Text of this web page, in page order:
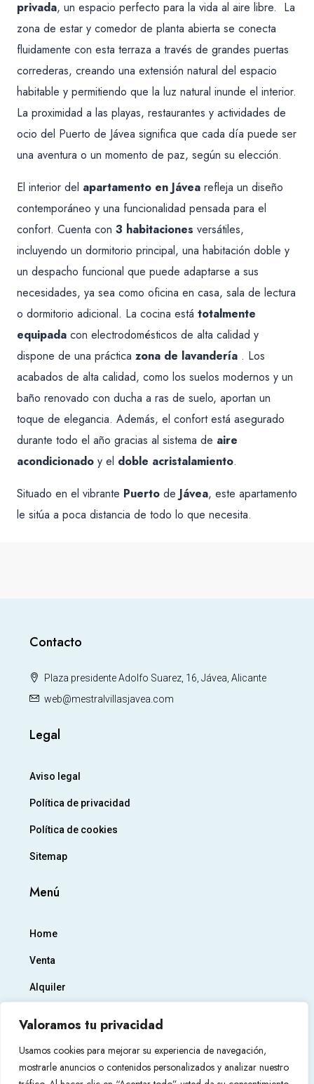
Valoramos tu privacidad
Usamos cookies para mejorar su experiencia de navegación,
mostrarle anuncios o contenidos personalizados y analizar nuestro
privada, un espacio perfecto para la vida al aire libre. La
zona de estar y comedor de planta abierta se conecta
fluidamente con esta terraza a través de grandes puertas
correderas, creando una extensión natural del espacio
habitable y permitiendo que la luz natural inunde el interior.
La proximidad a las playas, restaurantes y actividades de
ocio del Puerto de Jávea significa que cada día puede ser
una aventura o un momento de paz, según su elección.
El interior del apartamento en Jávea refleja un diseño
contemporáneo y una funcionalidad pensada para el
confort. Cuenta con 3 habitaciones versátiles,
incluyendo un dormitorio principal, una habitación doble y
un despacho funcional que puede adaptarse a sus
necesidades, ya sea como oficina en casa, sala de lectura
o dormitorio adicional. La cocina está totalmente
equipada con electrodomésticos de alta calidad y
dispone de una práctica zona de lavandería . Los
acabados de alta calidad, como los suelos modernos y un
baño renovado con ducha a ras de suelo, aportan un
toque de elegancia. Además, el confort está asegurado
durante todo el año gracias al sistema de aire
acondicionado y el doble acristalamiento.
Situado en el vibrante Puerto de Jávea, este apartamento
le sitúa a poca distancia de todo lo que necesita.
Contacto
Plaza presidente Adolfo Suarez, 16, Jávea, Alicante
web@mestralvillasjavea.com
Legal
Aviso legal
Política de privacidad
Política de cookies
Sitemap
Menú
Home
Venta
Alquiler